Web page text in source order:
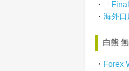
・
「
・ 海外口
白熊
・ Forex